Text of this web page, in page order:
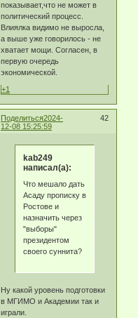
показывает,что не может в
политический процесс.
Влиялка видимо не выросла,
а выше уже говорилось - не
хватает мощи. Согласен, в
первую очередь
экономической.
+1
Поделиться 42
2024-
12-08 15:25:59
kab249
написал(а):
Что мешало дать
Асаду прописку в
Ростове и
назначить через
"выборы"
президентом
своего суннита?
Ну какой уровень подготовки
в МГИМО и Академии так и
играли.